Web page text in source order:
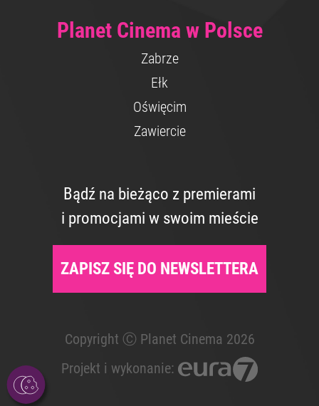
Planet Cinema w Polsce
Zabrze
Ełk
Oświęcim
Zawiercie
Bądź na bieżąco z premierami
i promocjami w swoim mieście
ZAPISZ SIĘ DO NEWSLETTERA
Copyright Ⓒ Planet Cinema 2026
Projekt i wykonanie: